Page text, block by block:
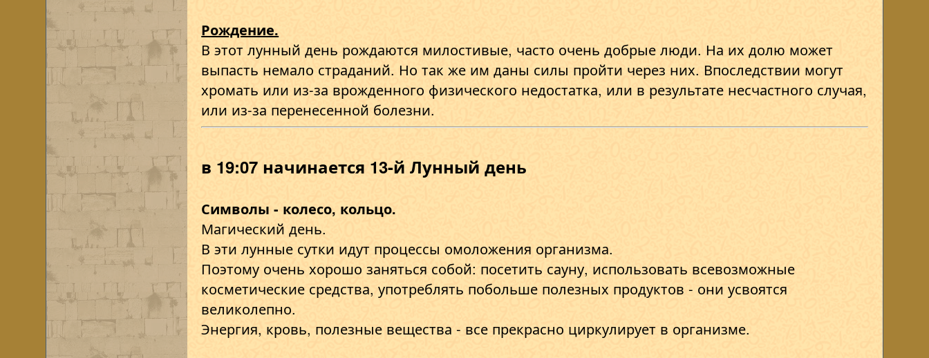
Рождение.
В этот лунный день рождаются милостивые, часто очень добрые люди. На их долю может
выпасть немало страданий. Но так же им даны силы пройти через них. Впоследствии могут
хромать или из-за врожденного физического недостатка, или в результате несчастного случая,
или из-за перенесенной болезни.
в 19:07 начинается 13-й Лунный день
Символы - колесо, кольцо.
Магический день.
В эти лунные сутки идут процессы омоложения организма.
Поэтому очень хорошо заняться собой: посетить сауну, использовать всевозможные
косметические средства, употреблять побольше полезных продуктов - они усвоятся
великолепно.
Энергия, кровь, полезные вещества - все прекрасно циркулирует в организме.